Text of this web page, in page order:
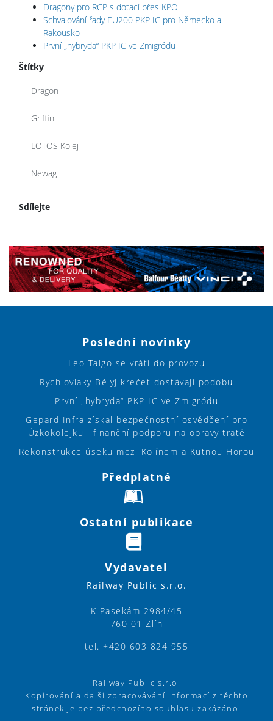
Dragony pro RCP s dotací přes KPO
Schvalování řady EU200 PKP IC pro Německo a
Rakousko
První „hybryda“ PKP IC ve Żmigródu
Štítky
Dragon
Griffin
LOTOS Kolej
Newag
Sdílejte
Poslední novinky
Leo Talgo se vrátí do provozu
Rychlovlaky Bělyj krečet dostávají podobu
První „hybryda“ PKP IC ve Żmigródu
Gepard Infra získal bezpečnostní osvědčení pro
Úzkokolejku i finanční podporu na opravy tratě
Rekonstrukce úseku mezi Kolínem a Kutnou Horou
Předplatné
Ostatní publikace
Vydavatel
Railway Public s.r.o.
K Pasekám 2984/45
760 01 Zlín
tel. +420 603 824 955
Railway Public s.r.o.
Kopírování a další zpracovávání informací z těchto
stránek je bez předchozího souhlasu zakázáno.